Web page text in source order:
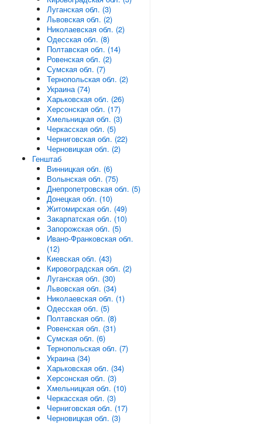
Луганская обл. (3)
Львовская обл. (2)
Николаевская обл. (2)
Одесская обл. (8)
Полтавская обл. (14)
Ровенская обл. (2)
Сумская обл. (7)
Тернопольская обл. (2)
Украина (74)
Харьковская обл. (26)
Херсонская обл. (17)
Хмельницкая обл. (3)
Черкасская обл. (5)
Черниговская обл. (22)
Черновицкая обл. (2)
Генштаб
Винницкая обл. (6)
Волынская обл. (75)
Днепропетровская обл. (5)
Донецкая обл. (10)
Житомирская обл. (49)
Закарпатская обл. (10)
Запорожская обл. (5)
Ивано-Франковская обл.
(12)
Киевская обл. (43)
Кировоградская обл. (2)
Луганская обл. (30)
Львовская обл. (34)
Николаевская обл. (1)
Одесская обл. (5)
Полтавская обл. (8)
Ровенская обл. (31)
Сумская обл. (6)
Тернопольская обл. (7)
Украина (34)
Харьковская обл. (34)
Херсонская обл. (3)
Хмельницкая обл. (10)
Черкасская обл. (3)
Черниговская обл. (17)
Черновицкая обл. (3)